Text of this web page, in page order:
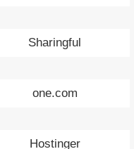
Sharingful
one.com
Hostinger